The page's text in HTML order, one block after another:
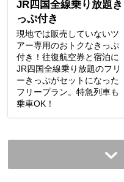
JR四国全線乗り放題き
っぷ付き
現地では販売していないツ
アー専用のおトクなきっぷ
付き！往復航空券と宿泊に
JR四国全線乗り放題のフリ
ーきっぷがセットになった
フリープラン。特急列車も
乗車OK！